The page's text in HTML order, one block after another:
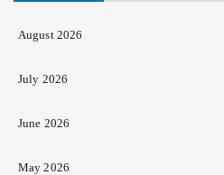
August 2026
July 2026
June 2026
May 2026